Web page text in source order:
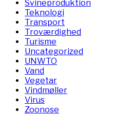
Svineproduktion
Teknologi
Transport
Troværdighed
Turisme
Uncategorized
UNWTO
Vand
Vegetar
Vindmøller
Virus
Zoonose